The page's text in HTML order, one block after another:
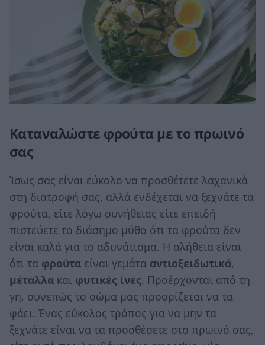
Καταναλώστε φρούτα με το πρωινό
σας
Ίσως σας είναι εύκολο να προσθέτετε λαχανικά
στη διατροφή σας, αλλά ενδέχεται να ξεχνάτε τα
φρούτα, είτε λόγω συνήθειας είτε επειδή
πιστεύετε το διάσημο μύθο ότι τα φρούτα δεν
είναι καλά για το αδυνάτισμα. Η αλήθεια είναι
ότι τα φρούτα είναι γεμάτα αντιοξειδωτικά,
μέταλλα και φυτικές ίνες. Προέρχονται από τη
γη, συνεπώς το σώμα μας προορίζεται να τα
φάει. Ένας εύκολος τρόπος για να μην τα
ξεχνάτε είναι να τα προσθέσετε στο πρωινό σας,